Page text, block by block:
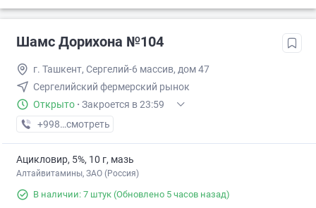
Шамс Дорихона №104
г. Ташкент, Сергелий-6 массив, дом 47
Сергелийский фермерский рынок
Открыто · Закроется в 23:59
+998 (77) XXX-XX-XX
смотреть
Ацикловир, 5%, 10 г, мазь
Алтайвитамины, ЗАО (Россия)
В наличии: 7 штук (Обновлено 5 часов назад)